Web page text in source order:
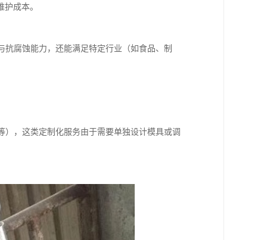
成本。
腐蚀能力，还能满足特定行业（如食品、制
，这类定制化服务由于需要单独设计模具或调